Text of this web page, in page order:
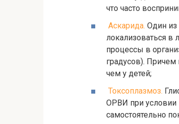
что часто
Аскарида. Один из
локализоваться в
процессы в
градусов).
чем у детей;
Токсоплазмоз.
ОРВИ при условии
самостоятельно